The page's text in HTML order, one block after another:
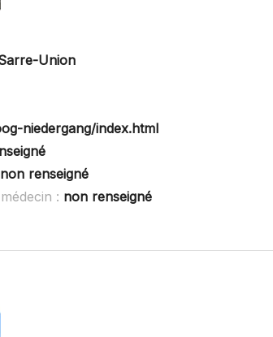
Union
niedergang/index.html
non renseigné
: non renseigné